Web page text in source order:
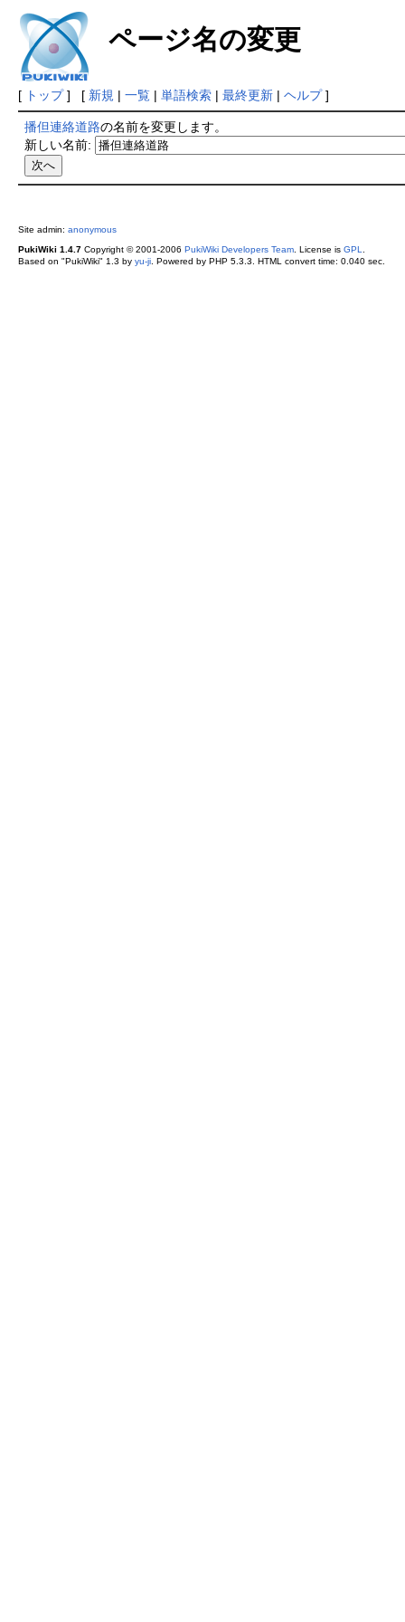
ページ名の変更
[ トップ] [ 新規 | 一覧| 単語検索| 最終更新| ヘルプ]
播但連絡道路の名前を変更します。
新しい名前:
Site admin: anonymous
PukiWiki 1.4.7Copyright © 2001-2006 PukiWiki Developers Team. License is GPL
Based on "PukiWiki" 1.3 by yu-ji. Powered by PHP 5.3.3. HTML convert time: 0.040 sec.